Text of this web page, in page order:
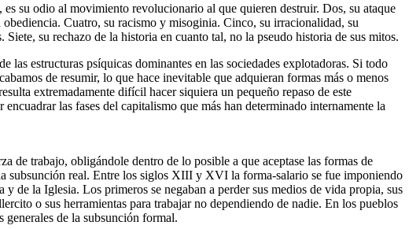
su odio al movimiento revolucionario al que quieren destruir. Dos, su ataque
Cuatro, su racismo y misoginia. Cinco, su irracionalidad, su
su rechazo de la historia en cuanto tal, no la pseudo historia de sus mitos.
las estructuras psíquicas dominantes en las sociedades explotadoras. Si todo
de resumir, lo que hace inevitable que adquieran formas más o menos
extremadamente difícil hacer siquiera un pequeño repaso de este
las fases del capitalismo que más han determinado internamente la
de trabajo, obligándole dentro de lo posible a que aceptase las formas de
subsunción real. Entre los siglos XIII y XVI la forma-salario se fue imponiendo
y de la Iglesia. Los primeros se negaban a perder sus medios de vida propia, sus
o sus herramientas para trabajar no dependiendo de nadie. En los pueblos
generales de la subsunción formal.